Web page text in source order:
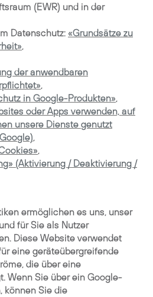
(EWR) und in der
Datenschutz: «Grundsätze zu
,
der anwendbaren
,
in Google-Produkten»,
oder Apps verwenden, auf
unsere Dienste genutzt
,
,
(Aktivierung / Deaktivierung /
ermöglichen es uns, unser
für Sie als Nutzer
Diese Website verwendet
eine geräteübergreifende
die über eine
Wenn Sie über ein Google-
können Sie die